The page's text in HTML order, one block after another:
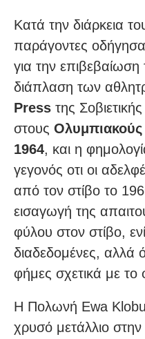
Κατά την διάρκεια
παράγοντες
για την
διάπλαση των
Press της
στους Ολυμπιακούς
1964, και η
γεγονός οτι οι
από τον στίβο το
εισαγωγή της
φύλου στον στίβο,
διαδεδομένες, αλλά
φήμες σχετικά με το
Η Πολωνή Ewa
χρυσό μετάλλιο